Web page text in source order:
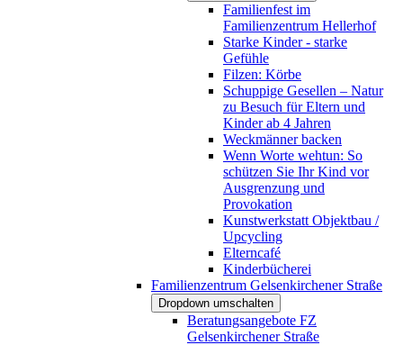
Familienfest im
Familienzentrum Hellerhof
Starke Kinder - starke
Gefühle
Filzen: Körbe
Schuppige Gesellen – Natur
zu Besuch für Eltern und
Kinder ab 4 Jahren
Weckmänner backen
Wenn Worte wehtun: So
schützen Sie Ihr Kind vor
Ausgrenzung und
Provokation
Kunstwerkstatt Objektbau /
Upcycling
Elterncafé
Kinderbücherei
Familienzentrum Gelsenkirchener Straße
Dropdown umschalten
Beratungsangebote FZ
Gelsenkirchener Straße